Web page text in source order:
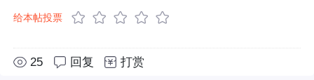
给本帖投票
25 回复 打赏